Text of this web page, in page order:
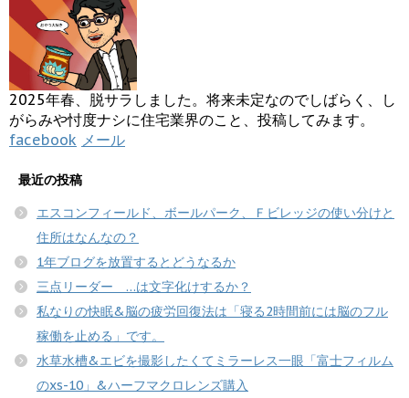
2025年春、脱サラしました。将来未定なのでしばらく、し
がらみや忖度ナシに住宅業界のこと、投稿してみます。
facebook メール
最近の投稿
エスコンフィールド、ボールパーク、Ｆビレッジの使い分けと
住所はなんなの？
1年ブログを放置するとどうなるか
三点リーダー …は文字化けするか？
私なりの快眠&脳の疲労回復法は「寝る2時間前には脳のフル
稼働を止める」です。
水草水槽&エビを撮影したくてミラーレス一眼「富士フィルム
のxs-10」&ハーフマクロレンズ購入